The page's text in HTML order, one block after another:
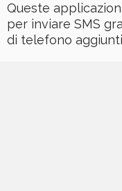
Queste
per inviare SMS
di telefono